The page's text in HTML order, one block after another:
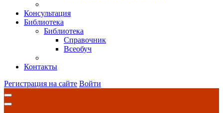
Консультация
Библиотека
Библиотека
Справочник
Всеобуч
Контакты
Регистрация на сайте Войти